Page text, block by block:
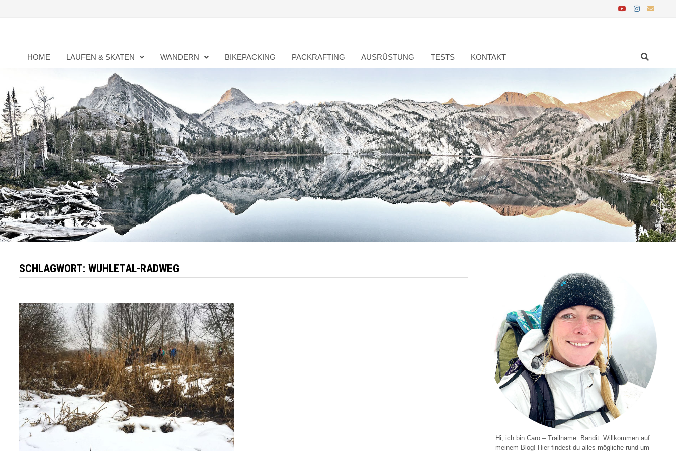
HOME LAUFEN & SKATEN WANDERN BIKEPACKING PACKRAFTING AUSRÜSTUNG TESTS KONTAKT
SCHLAGWORT:WUHLETAL-RADWEG
Hi, ich bin Caro – Trailname: Bandit. Willkommen auf
meinem Blog! Hier findest du alles mögliche rund um